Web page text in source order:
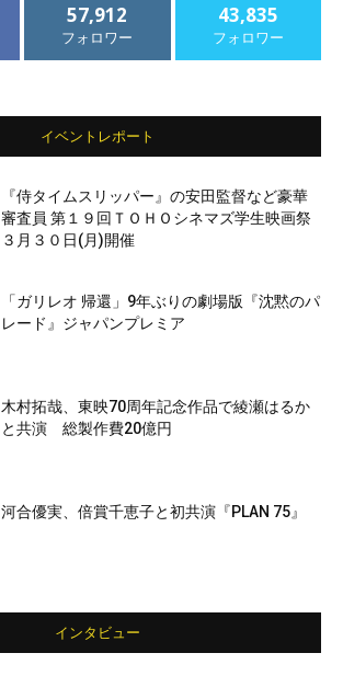
57,912
フォロワー
43,835
フォロワー
イベントレポート
『侍タイムスリッパー』の安田監督など豪華
審査員 第１９回ＴＯＨＯシネマズ学生映画祭
３月３０日(月)開催
「ガリレオ 帰還」9年ぶりの劇場版『沈黙のパ
レード』ジャパンプレミア
木村拓哉、東映70周年記念作品で綾瀬はるか
と共演 総製作費20億円
河合優実、倍賞千恵子と初共演『PLAN 75』
インタビュー